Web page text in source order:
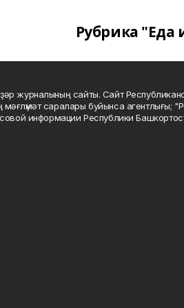
Рубрика "Еда
журналының сайты. Сайт
саралары буйынса агентлығы;
информации Республики